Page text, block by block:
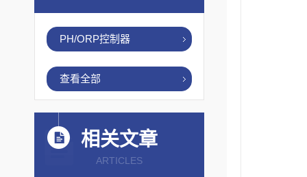
PH/ORP控制器
查看全部
相关文章
ARTICLES